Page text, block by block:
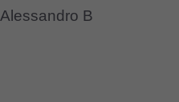
Alessandro B